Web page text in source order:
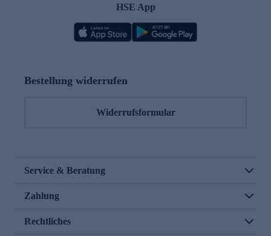
HSE App
Bestellung widerrufen
Widerrufsformular
Service & Beratung
Zahlung
Rechtliches